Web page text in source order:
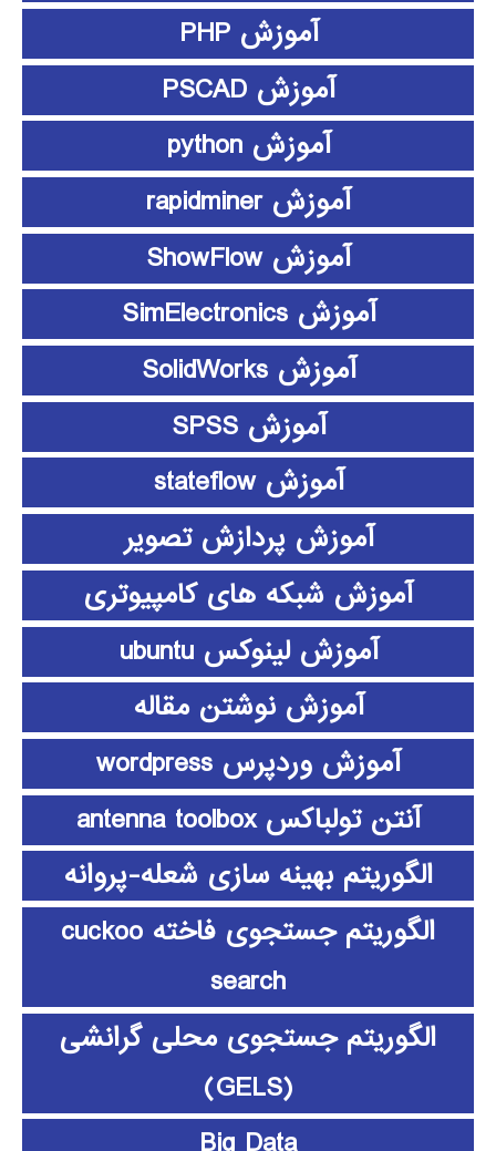
آموزش PHP
آموزش PSCAD
آموزش python
آموزش rapidminer
آموزش ShowFlow
آموزش SimElectronics
آموزش SolidWorks
آموزش SPSS
آموزش stateflow
آموزش پردازش تصویر
آموزش شبکه های کامپیوتری
آموزش لینوکس ubuntu
آموزش نوشتن مقاله
آموزش وردپرس wordpress
آنتن تولباکس antenna toolbox
الگوریتم بهینه سازی شعله-پروانه
الگوریتم جستجوی فاخته cuckoo
search
الگوریتم جستجوی محلی گرانشی
(GELS)